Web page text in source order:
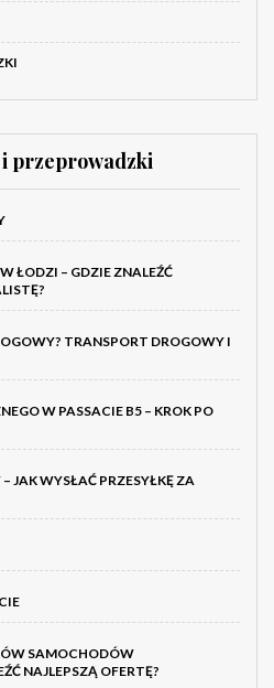
przeprowadzki
ŁODZI – GDZIE ZNALEŹĆ
TRANSPORT DROGOWY I
W PASSACIE B5 – KROK PO
JAK WYSŁAĆ PRZESYŁKĘ ZA
SAMOCHODÓW
NAJLEPSZĄ OFERTĘ?